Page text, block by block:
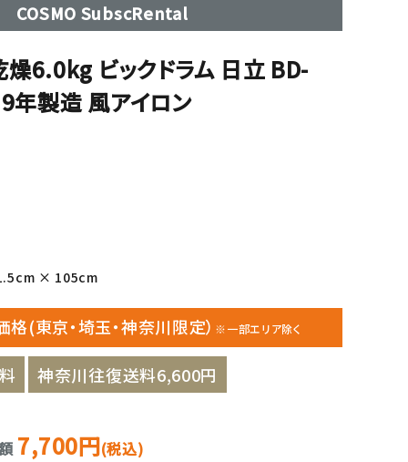
COSMO SubscRental
6.0kg ビックドラム 日立 BD-
年製造 風アイロン
× 105cm
格(東京・埼玉・神奈川限定） ※一部エリア除く
神奈川往復送料6,600円
7,700円(税込)